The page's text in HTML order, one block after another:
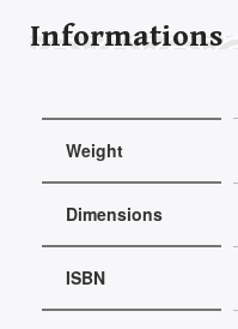
Informations
Weight
Dimensions
ISBN